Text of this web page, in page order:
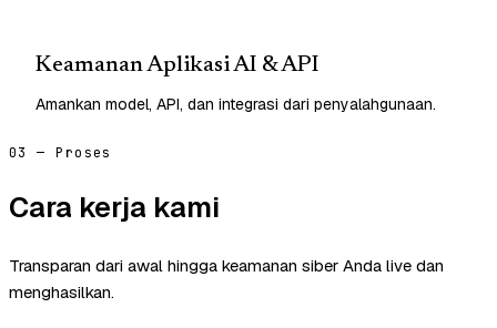
Keamanan Aplikasi AI & API
Amankan model, API, dan integrasi dari penyalahgunaan.
03 — Proses
Cara kerja kami
Transparan dari awal hingga keamanan siber Anda live dan
menghasilkan.